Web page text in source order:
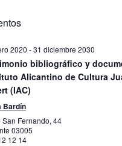
2020 -31 diciembre 2030
bibliográfico y
Alicantino de Cultura
(IAC)
Bardín
San Fernando, 44
03005
12 14